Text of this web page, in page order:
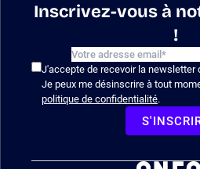
Inscrivez-vous à
!
J'accepte de recevoir la newsletter
Je peux me désinscrire à tout
politique de confidentialité.